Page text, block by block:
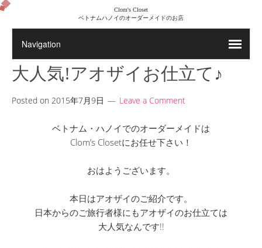
Clom's Closet
ベトナムハノイのオーダーメイドのお店
大人気!アオザイお仕立て♪
Posted on 2015年7月9日 Leave a Comment
ベトナム・ハノイでのオーダーメイドは
Clom’s Closetにお任せ下さい！
おはようございます。
本日はアオザイのご紹介です。
日本からのご旅行者様にもアオザイのお仕立ては
大人気なんです!!